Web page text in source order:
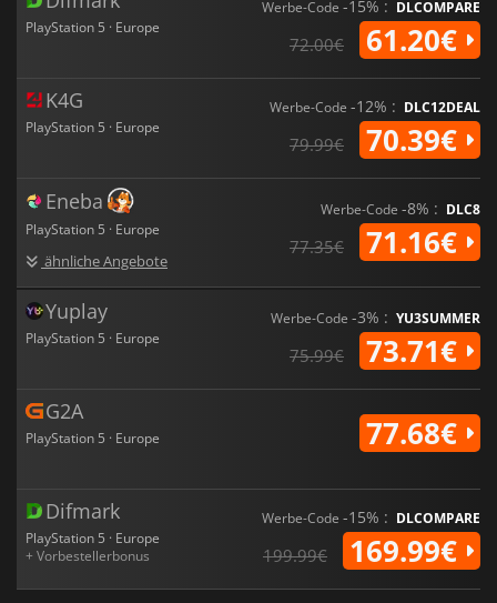
PlayStation 5 · Europe
Werbe-Code -15% : DLCOMPARE
72.00€ 61.20€
K4G
PlayStation 5 · Europe
Werbe-Code -12% : DLC12DEAL
79.99€ 70.39€
Eneba
PlayStation 5 · Europe
ähnliche Angebote
Werbe-Code -8% : DLC8
77.35€ 71.16€
Yuplay
PlayStation 5 · Europe
Werbe-Code -3% : YU3SUMMER
75.99€ 73.71€
G2A
PlayStation 5 · Europe 77.68€
Difmark
PlayStation 5 · Europe
+ Vorbestellerbonus
Werbe-Code -15% : DLCOMPARE
199.99€ 169.99€